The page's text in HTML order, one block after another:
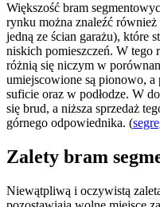
Większość bram
rynku można znaleźć również
jedną ze ścian garażu), które
niskich pomieszczeń. W tego
różnią się niczym w
umiejscowione są pionowo, a
suficie oraz w podłodze. W
się brud, a niższa sprzedaż
górnego odpowiednika. (
Zalety bram
Niewątpliwą i oczywistą